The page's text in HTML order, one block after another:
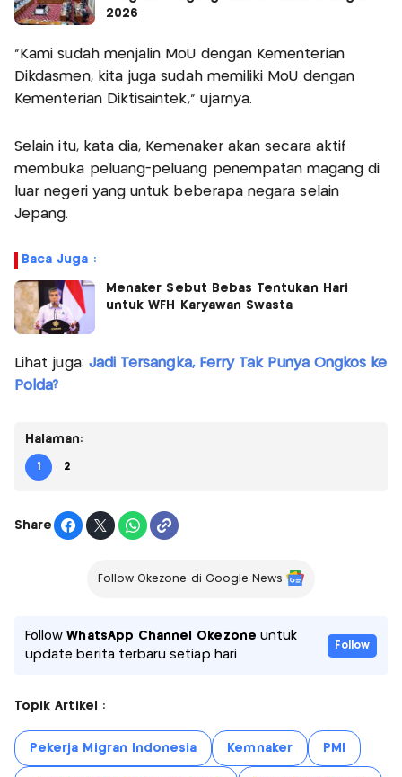
2026
"Kami sudah menjalin MoU dengan Kementerian
Dikdasmen, kita juga sudah memiliki MoU dengan
Kementerian Diktisaintek," ujarnya.
Selain itu, kata dia, Kemenaker akan secara aktif
membuka peluang-peluang penempatan magang di
luar negeri yang untuk beberapa negara selain
Jepang.
Baca Juga :
Menaker Sebut Bebas Tentukan Hari
untuk WFH Karyawan Swasta
Lihat juga: Jadi Tersangka, Ferry Tak Punya Ongkos ke
Polda?
Halaman:
1 2
Share
Follow Okezone di Google News
FollowWhatsApp Channel Okezone untuk
update berita terbaru setiap hari
Follow
Topik Artikel :
Pekerja Migran Indonesia Kemnaker PMI